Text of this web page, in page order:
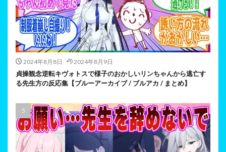
2024年8月8日 2024年8月9日
貞操観念逆転キヴォトスで様子のおかしいリンちゃんから逃亡す
る先生方の反応集【ブルーアーカイブ / ブルアカ / まとめ】